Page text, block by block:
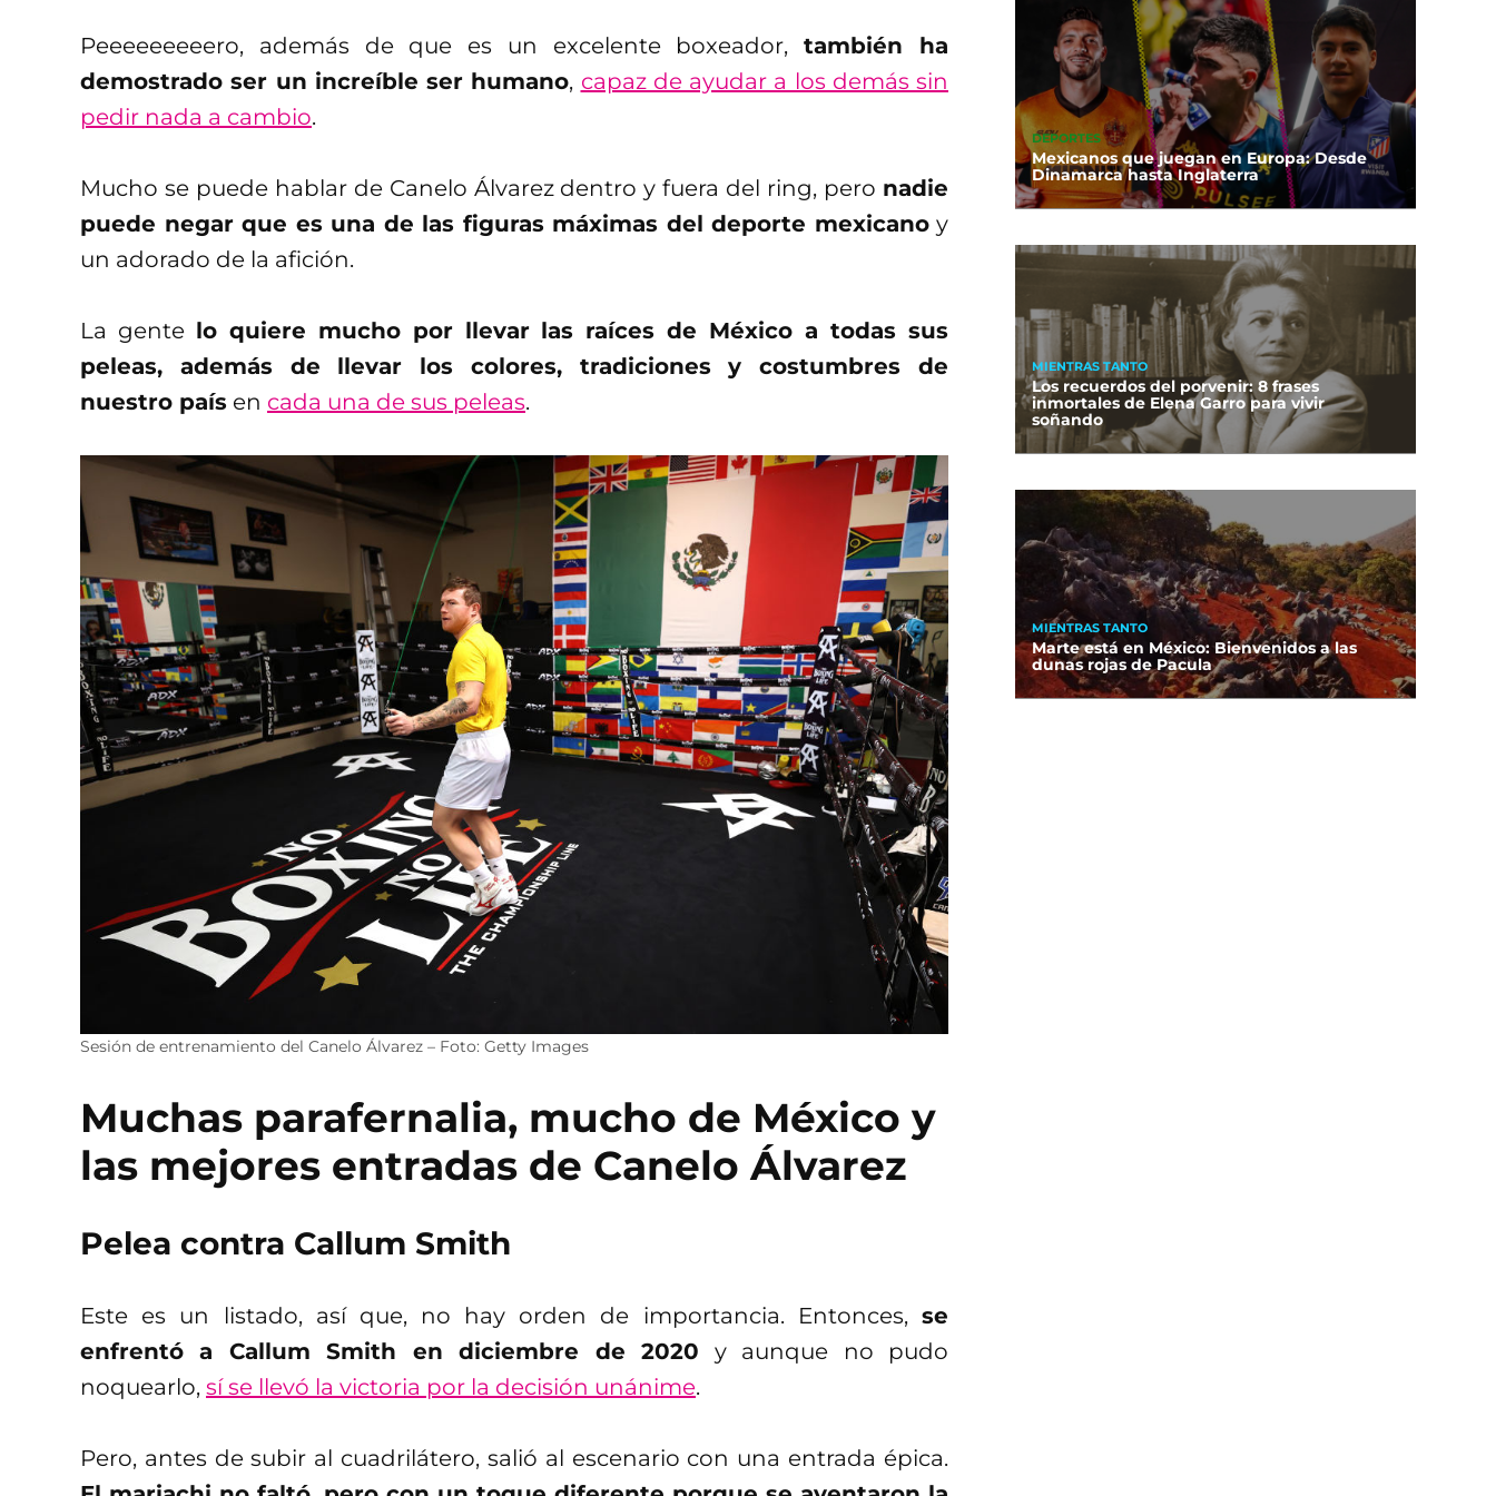
Peeeeeeeeero, además de que es un excelente boxeador,también ha
demostrado ser un increíble ser humano, capaz de ayudar a los demás sin
pedir nada a cambio.
Mucho se puede hablar de Canelo Álvarez dentro y fuera del ring, pero nadie
puede negar que es una de las figuras máximas del deporte mexicanoy
un adorado de la afición.
La gente lo quiere mucho por llevar las raíces de México a todas sus
peleas, además de llevar los colores, tradiciones y costumbres de
nuestro país en cada una de sus peleas.
Sesión de entrenamiento del Canelo Álvarez – Foto: Getty Images
Muchas parafernalia, mucho de México y
las mejores entradas de Canelo Álvarez
Pelea contra Callum Smith
Este es un listado, así que, no hay orden de importancia. Entonces, se
enfrentó a Callum Smith en diciembre de 2020 y aunque no pudo
noquearlo, sí se llevó la victoria por la decisión unánime.
Pero, antes de subir al cuadrilátero, salió al escenario con una entrada épica.
DEPORTES
Mexicanos que juegan en Europa: Desde
Dinamarca hasta Inglaterra
MIENTRAS TANTO
Los recuerdos del porvenir: 8 frases
inmortales de Elena Garro para vivir
soñando
MIENTRAS TANTO
Marte está en México: Bienvenidos a las
dunas rojas de Pacula